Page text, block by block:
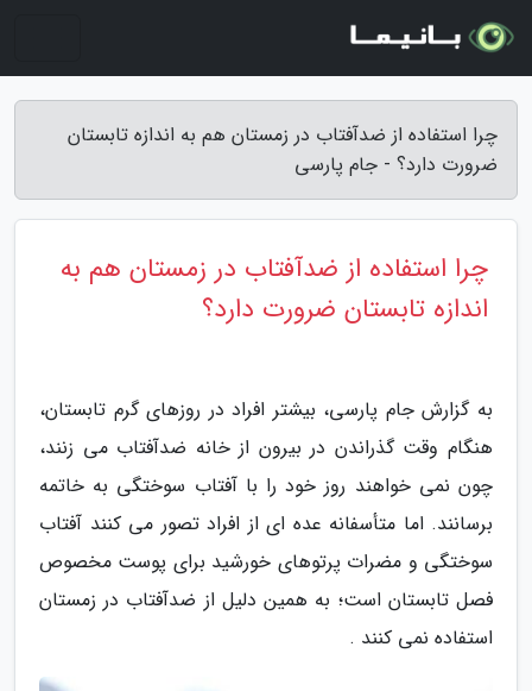
چرا استفاده از ضدآفتاب در زمستان هم به اندازه تابستان
ضرورت دارد؟ - جام پارسی
چرا استفاده از ضدآفتاب در زمستان هم به
اندازه تابستان ضرورت دارد؟
به گزارش جام پارسی، بیشتر افراد در روزهای گرم تابستان،
هنگام وقت گذراندن در بیرون از خانه ضدآفتاب می زنند،
چون نمی خواهند روز خود را با آفتاب سوختگی به خاتمه
برسانند. اما متأسفانه عده ای از افراد تصور می کنند آفتاب
سوختگی و مضرات پرتوهای خورشید برای پوست مخصوص
فصل تابستان است؛ به همین دلیل از ضدآفتاب در زمستان
استفاده نمی کنند .